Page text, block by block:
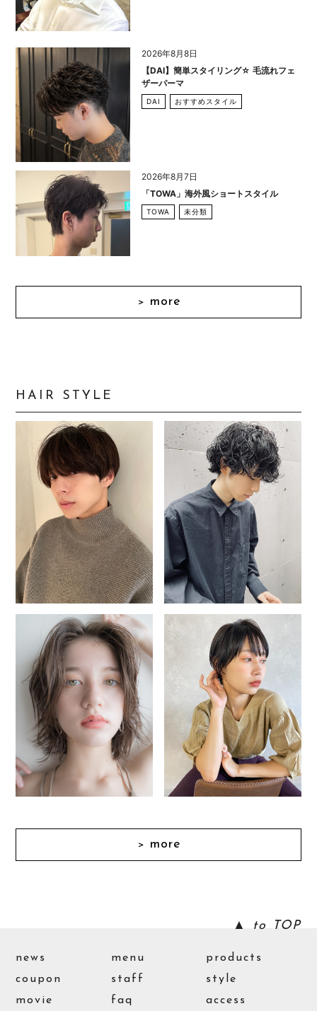
2026年8月8日
【DAI】簡単スタイリング☆ 毛流れフェ
ザーパーマ
DAI おすすめスタイル
2026年8月7日
「TOWA」海外風ショートスタイル
TOWA 未分類
＞ more
HAIR STYLE
＞ more
▲ to TOP
news menu
products
coupon
staff
style
movie
faq
access